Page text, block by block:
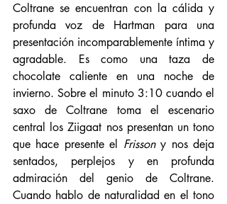
Coltrane se encuentran con la cálida y
profunda voz de Hartman para una
presentación incomparablemente íntima y
agradable. Es como una taza de
chocolate caliente en una noche de
invierno. Sobre el minuto 3:10 cuando el
saxo de Coltrane toma el escenario
central los Ziigaat nos presentan un tono
que hace presente el Frisson y nos deja
sentados, perplejos y en profunda
admiración del genio de Coltrane.
Cuando hablo de naturalidad en el tono